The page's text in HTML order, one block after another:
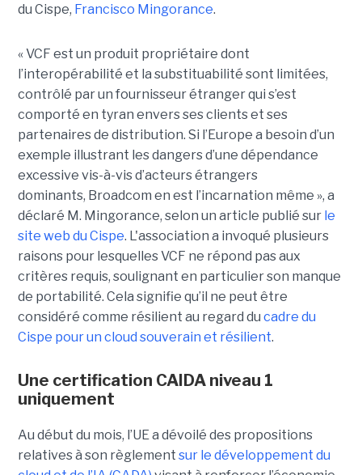
du Cispe, Francisco Mingorance.
« VCF est un produit propriétaire dont
l’interopérabilité et la substituabilité sont limitées,
contrôlé par un fournisseur étranger qui s’est
comporté en tyran envers ses clients et ses
partenaires de distribution. Si l’Europe a besoin d’un
exemple illustrant les dangers d’une dépendance
excessive vis-à-vis d’acteurs étrangers
dominants, Broadcom en est l’incarnation même », a
déclaré M. Mingorance, selon un article publié sur le
site web du Cispe. L'association a invoqué plusieurs
raisons pour lesquelles VCF ne répond pas aux
critères requis, soulignant en particulier son manque
de portabilité. Cela signifie qu’il ne peut être
considéré comme résilient au regard du cadre du
Cispe pour un cloud souverain et résilient.
Une certification CAIDA niveau 1
uniquement
Au début du mois, l’UE a dévoilé des propositions
relatives à son règlement sur le développement du